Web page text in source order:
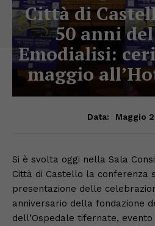
Città di
50 anni
Emodialisi:
maggio
Data: Maggio
Si è svolta oggi nella Sala
Città di Castello la conferenza
presentazione delle
anniversario della fondazione
dell’Ospedale tifernate,